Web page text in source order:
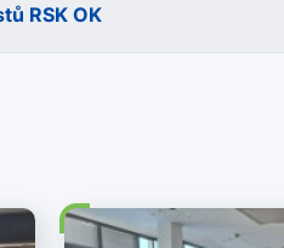
RSK OK